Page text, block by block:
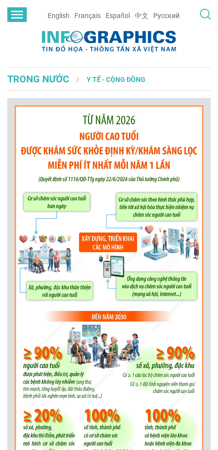
English Français Español 中文 Русский
TRONG NƯỚC Y TẾ - CỘNG ĐỒNG